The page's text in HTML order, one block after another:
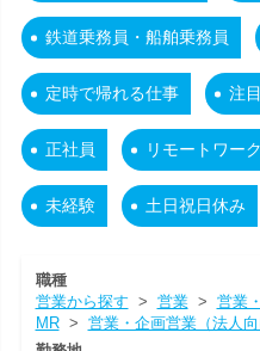
鉄道乗務員・船舶乗務員
定時で帰れる仕事 注
正社員 リモートワー
未経験 土日祝日休み
職種
営業から探す > 営業> 営業
MR> 営業・企画営業（法人向